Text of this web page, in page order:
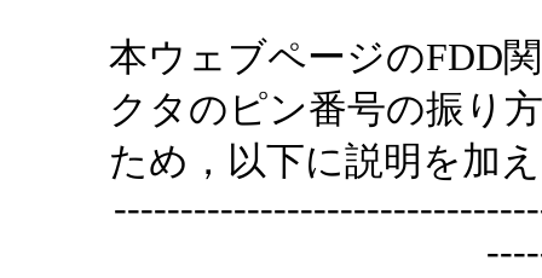
本ウェブページのFDD
クタのピン番号の振り
ため，以下に説明を加